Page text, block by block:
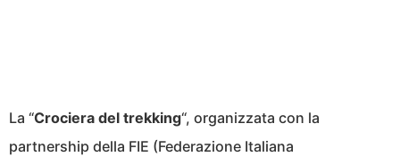
La “Crociera del trekking“, organizzata con la
partnership della FIE (Federazione Italiana